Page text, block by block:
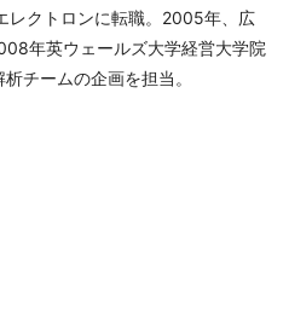
レクトロンに転職。2005年、広
年英ウェールズ大学経営大学院
チームの企画を担当。